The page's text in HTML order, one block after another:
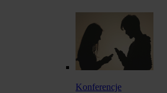
Konferencje